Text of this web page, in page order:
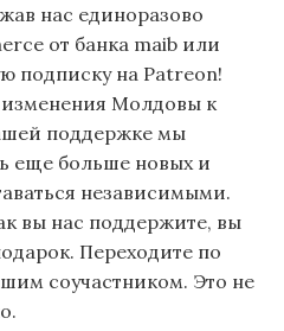
нас единоразово
от банка maib или
подписку на Patreon!
изменения Молдовы к
поддержке мы
еще больше новых и
независимыми.
вы нас поддержите, вы
Переходите по
соучастником. Это не